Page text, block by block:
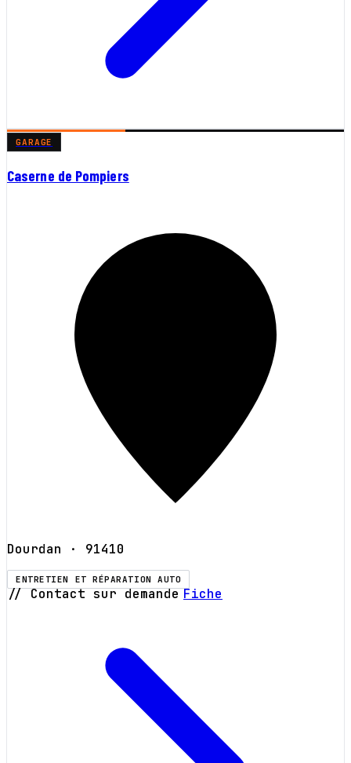
GARAGE
Caserne de Pompiers
Dourdan · 91410
ENTRETIEN ET RÉPARATION AUTO
// Contact sur demande Fiche